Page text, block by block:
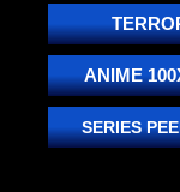
ANIME
SERIES